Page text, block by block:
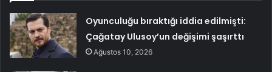
Oyunculuğu bıraktığı iddia edilmişti:
Çağatay Ulusoy’un değişimi şaşırttı
Ağustos 10, 2026